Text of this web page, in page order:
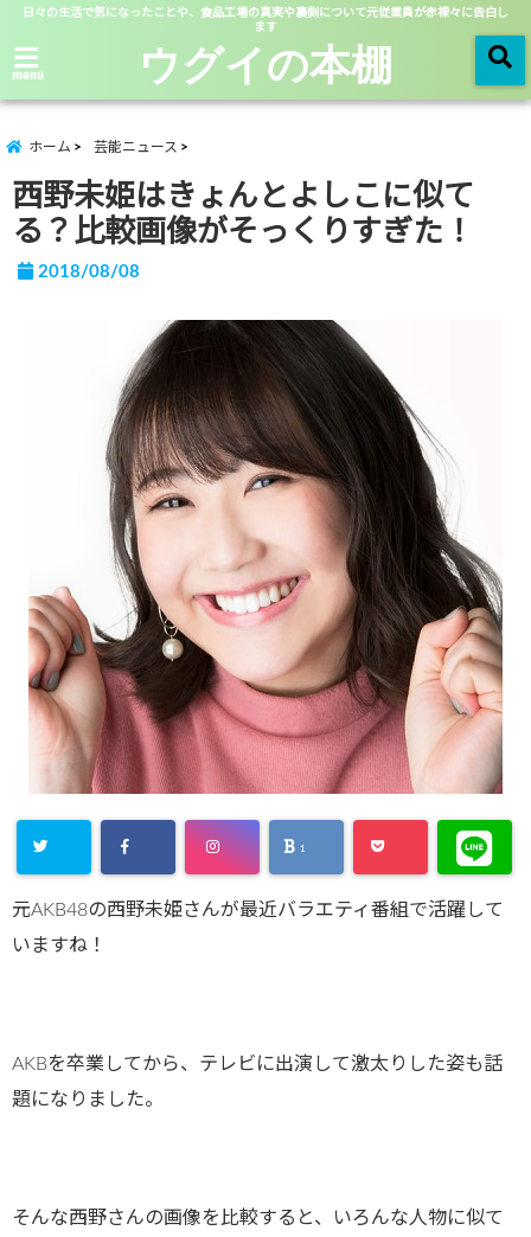
日々の生活で気になったことや、食品工場の真実や裏側について元従業員が赤裸々に告白し
ます
menu ウグイの本棚
ホーム 芸能ニュース
西野未姫はきょんとよしこに似て
る？比較画像がそっくりすぎた！
2018/08/08
1
元AKB48の西野未姫さんが最近バラエティ番組で活躍して
いますね！
AKBを卒業してから、テレビに出演して激太りした姿も話
題になりました。
そんな西野さんの画像を比較すると、いろんな人物に似て